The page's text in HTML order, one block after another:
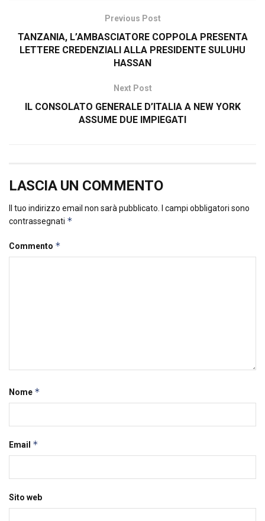
Previous Post
TANZANIA, L’AMBASCIATORE COPPOLA PRESENTA
LETTERE CREDENZIALI ALLA PRESIDENTE SULUHU
HASSAN
Next Post
IL CONSOLATO GENERALE D’ITALIA A NEW YORK
ASSUME DUE IMPIEGATI
LASCIA UN COMMENTO
Il tuo indirizzo email non sarà pubblicato.
I campi obbligatori sono
contrassegnati *
Commento *
Nome *
Email *
Sito web